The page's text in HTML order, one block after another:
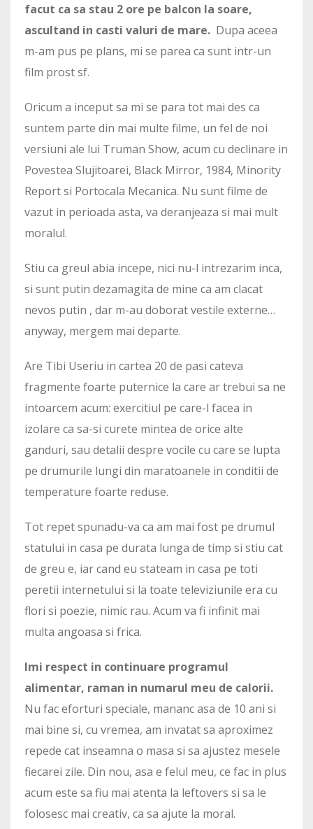
facut ca sa stau 2 ore pe balcon la soare,
ascultand in casti valuri de mare. Dupa aceea
m-am pus pe plans, mi se parea ca sunt intr-un
film prost sf.
Oricum a inceput sa mi se para tot mai des ca
suntem parte din mai multe filme, un fel de noi
versiuni ale lui Truman Show, acum cu declinare in
Povestea Slujitoarei, Black Mirror, 1984, Minority
Report si Portocala Mecanica. Nu sunt filme de
vazut in perioada asta, va deranjeaza si mai mult
moralul.
Stiu ca greul abia incepe, nici nu-l intrezarim inca,
si sunt putin dezamagita de mine ca am clacat
nevos putin , dar m-au doborat vestile externe…
anyway, mergem mai departe.
Are Tibi Useriu in cartea 20 de pasi cateva
fragmente foarte puternice la care ar trebui sa ne
intoarcem acum: exercitiul pe care-l facea in
izolare ca sa-si curete mintea de orice alte
ganduri, sau detalii despre vocile cu care se lupta
pe drumurile lungi din maratoanele in conditii de
temperature foarte reduse.
Tot repet spunadu-va ca am mai fost pe drumul
statului in casa pe durata lunga de timp si stiu cat
de greu e, iar cand eu stateam in casa pe toti
peretii internetului si la toate televiziunile era cu
flori si poezie, nimic rau. Acum va fi infinit mai
multa angoasa si frica.
Imi respect in continuare programul
alimentar, raman in numarul meu de calorii.
Nu fac eforturi speciale, mananc asa de 10 ani si
mai bine si, cu vremea, am invatat sa aproximez
repede cat inseamna o masa si sa ajustez mesele
fiecarei zile. Din nou, asa e felul meu, ce fac in plus
acum este sa fiu mai atenta la leftovers si sa le
folosesc mai creativ, ca sa ajute la moral.